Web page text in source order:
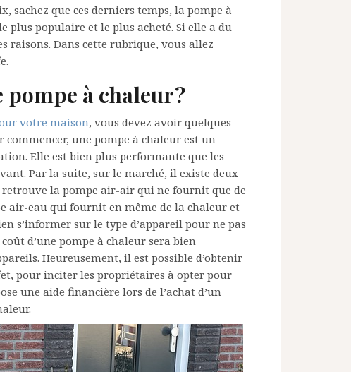
sachez que ces derniers temps, la pompe à
plus populaire et le plus acheté. Si elle a du
raisons. Dans cette rubrique, vous allez
à chaleur ?
votre maison, vous devez avoir quelques
une pompe à chaleur est un
Elle est bien plus performante que les
Par la suite, sur le marché, il existe deux
retrouve la pompe air-air qui ne fournit que de
air-eau qui fournit en même de la chaleur et
s’informer sur le type d’appareil pour ne pas
d’une pompe à chaleur sera bien
Heureusement, il est possible d’obtenir
pour inciter les propriétaires à opter pour
une aide financière lors de l’achat d’un